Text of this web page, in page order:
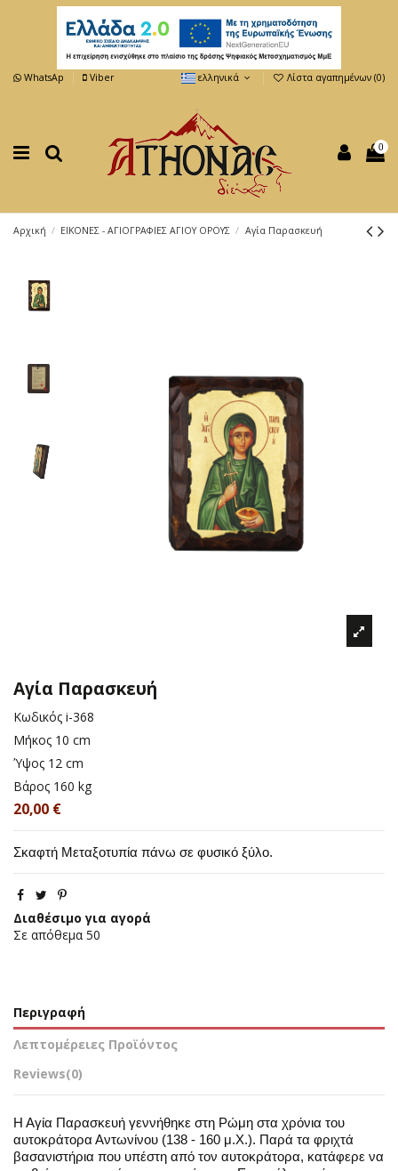
WhatsAp Viber ελληνικά Λίστα αγαπημένων (0)
0
Αρχική ΕΙΚΟΝΕΣ - ΑΓΙΟΓΡΑΦΙΕΣ ΑΓΙΟΥ ΟΡΟΥΣ Αγία Παρασκευή
Αγία Παρασκευή
Κωδικός i-368
Μήκος 10 cm
Ύψος 12 cm
Βάρος 160 kg
20,00 €
Σκαφτή Μεταξοτυπία πάνω σε φυσικό ξύλο.
Διαθέσιμο για αγορά
Σε απόθεμα 50
Περιγραφή
Λεπτομέρειες Προϊόντος
Reviews(0)
Η Αγία Παρασκευή γεννήθηκε στη Ρώμη στα χρόνια του
αυτοκράτορα Αντωνίνου (138 - 160 μ.Χ.). Παρά τα φριχτά
βασανιστήρια που υπέστη από τον αυτοκράτορα, κατάφερε να